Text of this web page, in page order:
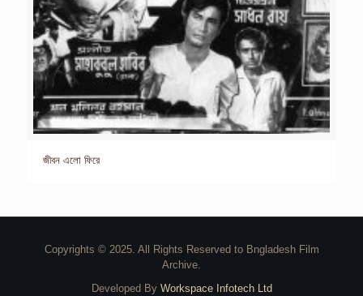
জীবন এলো ফিরে
Copyrights © 2025. All Rights Reserved to Bngladesh Film
Archive.
Developed By Workspace Infotech Ltd